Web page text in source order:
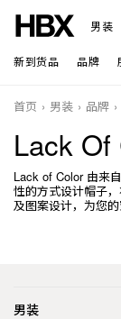
男装
新到货品 品牌
首页 男装 品牌
Lack Of
Lack of Color 由来
性的方式设计帽子
及图案设计，为您的
男装